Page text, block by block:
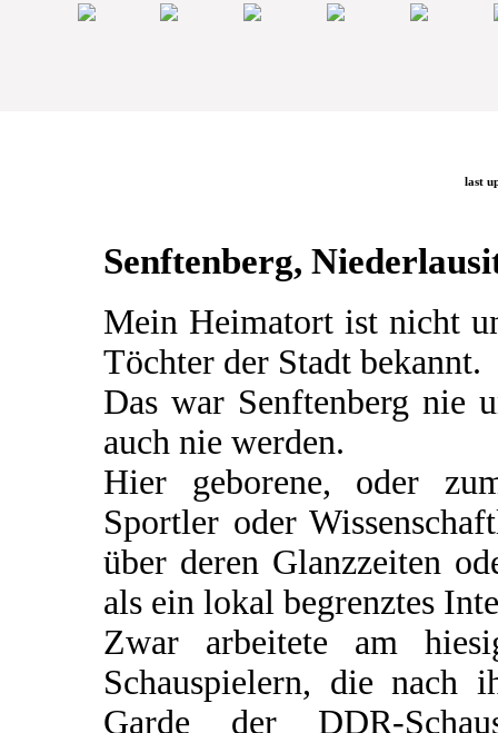
last
Senftenberg,
Mein Heimatort ist nicht
Töchter der Stadt bekannt.
Das war Senftenberg nie
auch nie werden.
Hier geborene, oder
Sportler oder
über deren Glanzzeiten
als ein lokal begrenztes
Zwar arbeitete am
Schauspielern, die nach
Garde der DDR-